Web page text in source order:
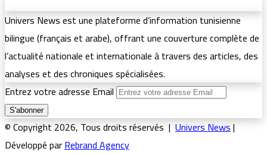
Univers News est une plateforme d’information tunisienne
bilingue (français et arabe), offrant une couverture complète de
l’actualité nationale et internationale à travers des articles, des
analyses et des chroniques spécialisées.
Entrez votre adresse Email
© Copyright 2026, Tous droits réservés |Univers News|
Développé parRebrand Agency